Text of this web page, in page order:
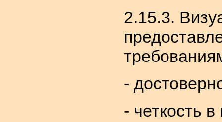
2.15.3.
-
- четкость